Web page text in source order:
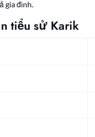
gia đình.
tiểu sử Karik